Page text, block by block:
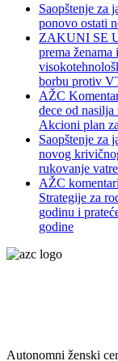
Saopštenje za
ponovo ostati
ZAKUNI SE
prema
borbu protiv
AŽC
dece od
Akcioni plan
Saopštenje za
novog
rukovanje
AŽC
Strategije za
godinu i
godine
Autonomni ženski